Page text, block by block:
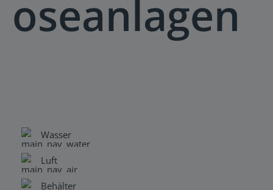
oseanlagen
Wasser
Luft
Behälter